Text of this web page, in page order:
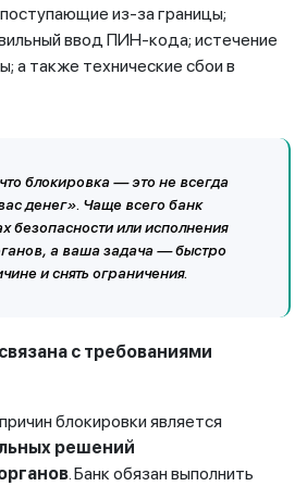
из-за границы;
ввод ПИН-кода; истечение
а также технические сбои в
блокировка — это не всегда
денег». Чаще всего банк
безопасности или исполнения
а ваша задача — быстро
и снять ограничения.
с требованиями
блокировки является
решений
. Банк обязан выполнить